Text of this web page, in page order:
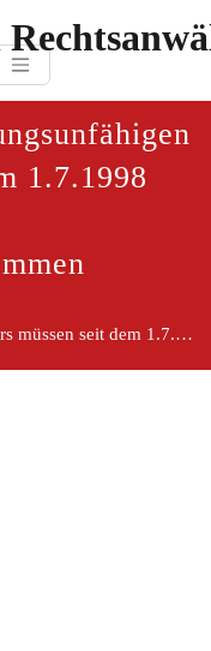
Döhl & Kollegen
1.7.1998
Verwandte eines leistungsunfähigen Vaters müssen seit dem 1.7.1998 auch rückwirkend für Kindesunterhalt aufkommen